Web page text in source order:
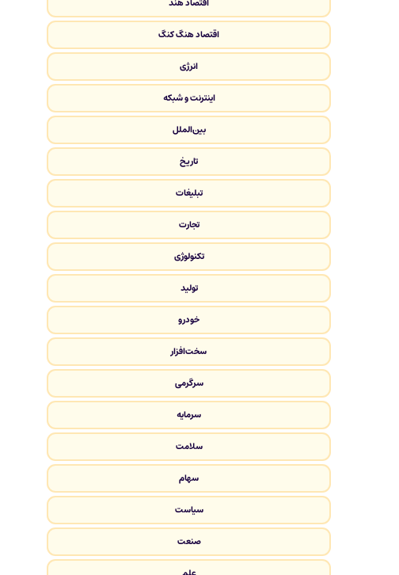
اقتصاد هنگ کنگ
انرژی
اینترنت و شبکه
بین‌الملل
تاریخ
تبلیغات
تجارت
تکنولوژی
تولید
خودرو
سخت‌افزار
سرگرمی
سرمایه
سلامت
سهام
سیاست
صنعت